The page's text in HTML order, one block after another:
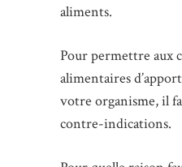
aliments.
Pour permettre aux
alimentaires
votre organisme, il
contre-indications.